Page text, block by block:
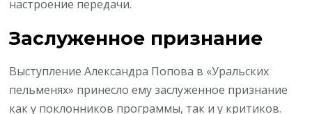
настроение передачи.
Заслуженное признание
Выступление Александра Попова в «Уральских
пельменях» принесло ему заслуженное признание
как у поклонников программы, так и у критиков.